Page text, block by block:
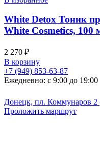
White Detox Тоник
White Cosmetics, 100
2 270 ₽
В корзину
+7 (949) 853-63-87
Ежедневно: с 9:00 до 19:00
Донецк, пл. Коммунаров 2
Проложить маршрут